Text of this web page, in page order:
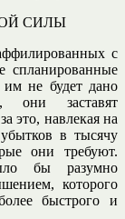
СИЛЫ
с
спланированные
не будет дано
они заставят
это, навлекая на
в тысячу
они требуют.
бы разумно
которого
быстрого и